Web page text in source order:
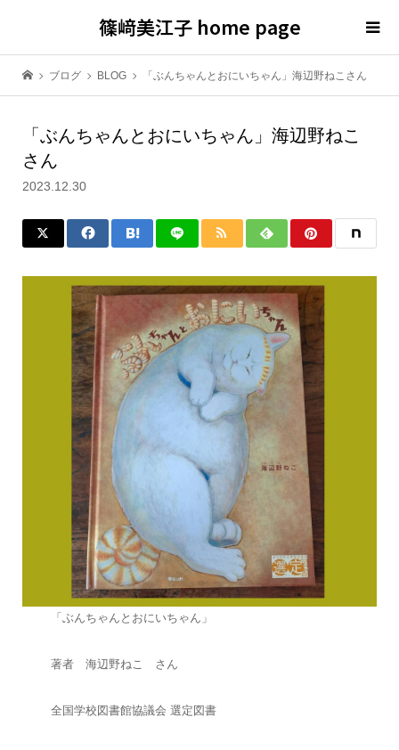
篠﨑美江子 home page
ブログ BLOG 「ぶんちゃんとおにいちゃん」海辺野ねこさん
「ぶんちゃんとおにいちゃん」海辺野ねこ
さん
2023.12.30
「ぶんちゃんとおにいちゃん」
著者 海辺野ねこ さん
全国学校図書館協議会 選定図書